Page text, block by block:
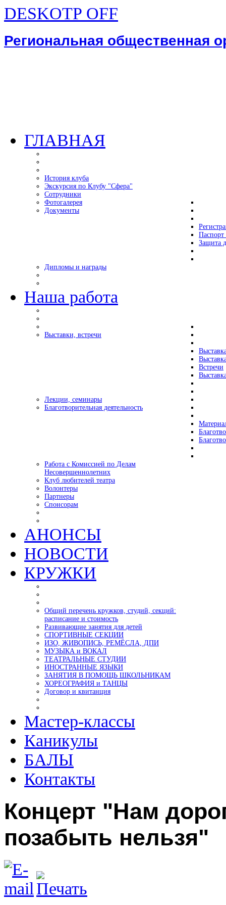
DESKOTP OFF
Региональная общественная
ГЛАВНАЯ
История клуба
Экскурсия по Клубу "Сфера"
Сотрудники
Фотогалерея
Документы
Паспорт
Защита
Дипломы и награды
Наша работа
Выставки, встречи
Встречи
Лекции, семинары
Благотворительная деятельность
Работа с Комиссией по Делам
Несовершеннолетних
Клуб любителей театра
Волонтеры
Партнеры
Спонсорам
АНОНСЫ
НОВОСТИ
КРУЖКИ
Общий перечень кружков, студий, секций:
расписание и стоимость
Развивающие занятия для детей
СПОРТИВНЫЕ СЕКЦИИ
ИЗО, ЖИВОПИСЬ, РЕМЁСЛА, ДПИ
МУЗЫКА и ВОКАЛ
ТЕАТРАЛЬНЫЕ СТУДИИ
ИНОСТРАННЫЕ ЯЗЫКИ
ЗАНЯТИЯ В ПОМОЩЬ ШКОЛЬНИКАМ
ХОРЕОГРАФИЯ и ТАНЦЫ
Договор и квитанция
Мастер-классы
Каникулы
БАЛЫ
Контакты
Концерт "Нам
позабыть нельзя"